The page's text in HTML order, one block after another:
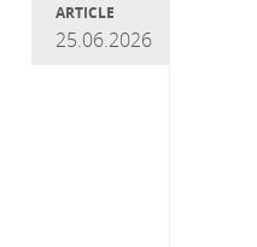
ARTICLE
25.06.2026